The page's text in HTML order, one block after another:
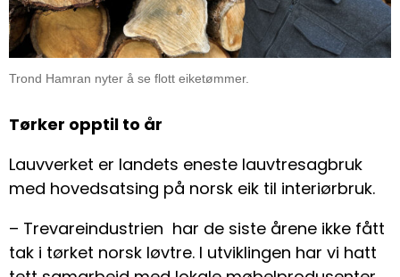
Trond Hamran nyter å se flott eiketømmer.
Tørker opptil to år
Lauvverket er landets eneste lauvtresagbruk
med hovedsatsing på norsk eik til interiørbruk.
– Trevareindustrien har de siste årene ikke fått
tak i tørket norsk løvtre. I utviklingen har vi hatt